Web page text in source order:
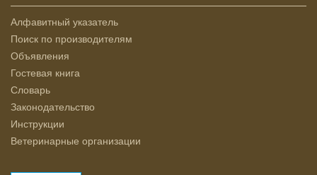
Алфавитный указатель
Поиск по производителям
Объявления
Гостевая книга
Словарь
Законодательство
Инструкции
Ветеринарные организации